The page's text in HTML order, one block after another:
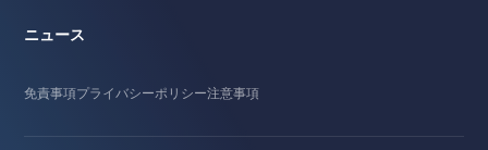
ニュース
免責事項プライバシーポリシー注意事項